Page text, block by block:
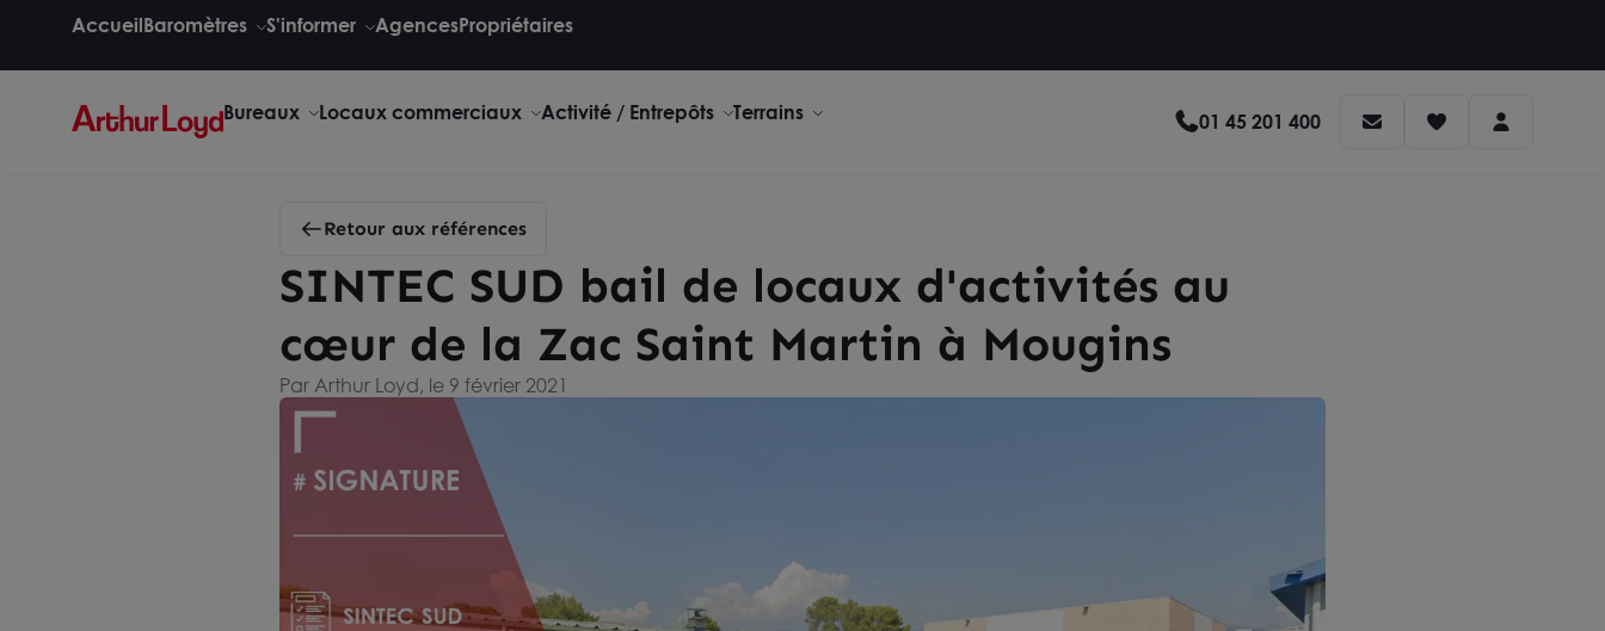
AccueilBaromètres S'informer AgencesPropriétaires
Bureaux Locaux commerciaux Activité / Entrepôts Terrains 01 45 201 400
Retour aux références
SINTEC SUD bail de locaux d'activités au
cœur de la Zac Saint Martin à Mougins
Par Arthur Loyd, le 9 février 2021